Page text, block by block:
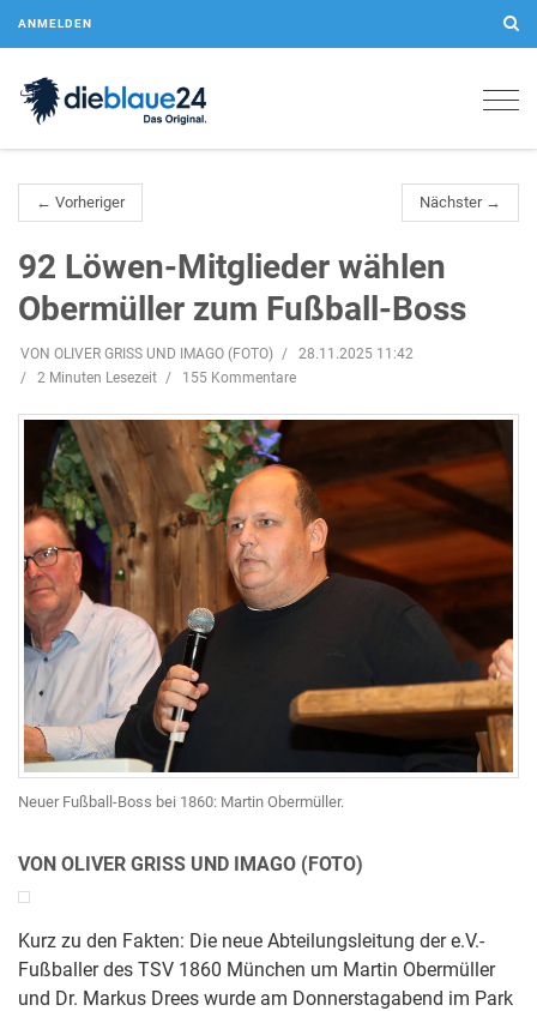
ANMELDEN
← Vorheriger Nächster →
92 Löwen-Mitglieder wählen
Obermüller zum Fußball-Boss
VON OLIVER GRISS UND IMAGO (FOTO)
28.11.2025 11:42
2 Minuten Lesezeit
155 Kommentare
Neuer Fußball-Boss bei 1860: Martin Obermüller.
VON OLIVER GRISS UND IMAGO (FOTO)
Kurz zu den Fakten: Die neue Abteilungsleitung der e.V.-
Fußballer des TSV 1860 München um Martin Obermüller
und Dr. Markus Drees wurde am Donnerstagabend im Park